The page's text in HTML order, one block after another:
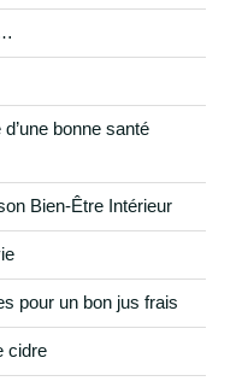
bonne santé
Bien-Être Intérieur
pour un bon jus frais
cidre